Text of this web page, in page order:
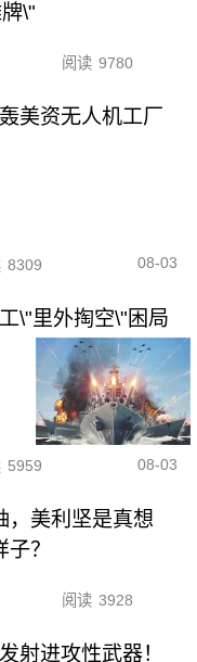
\"
阅读 9780
美资无人机工厂
8309 08-03
\"里外掏空\"困局
5959 08-03
，美利坚是真想
？
阅读 3928
射进攻性武器！